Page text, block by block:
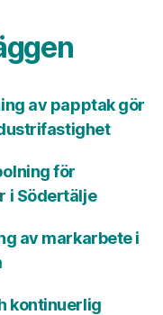
av papptak gör
för
i Södertälje
av markarbete i
kontinuerlig